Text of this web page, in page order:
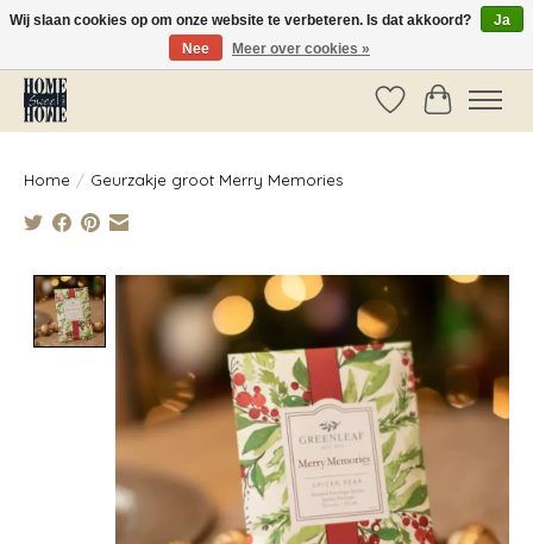
Vóór 14:00 besteld, dezelfde dag verzonden!
Verlanglijst
Home / Geurzakje groot Merry Memories
Product image slideshow Items
Wij slaan cookies op om onze website te verbeteren. Is dat akkoord?
Ja
Nee
Meer over cookies »